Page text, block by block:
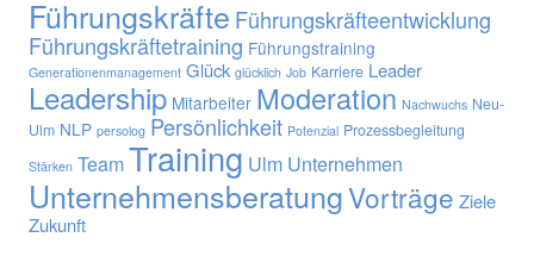
Führungskräfte Führungskräfteentwicklung
Führungskräftetraining Führungstraining
Generationenmanagement Glück glücklich Job Karriere Leader
Leadership Mitarbeiter Moderation Nachwuchs Neu-
Ulm NLP persolog Persönlichkeit Potenzial Prozessbegleitung
Stärken TeamTraining Ulm Unternehmen
UnternehmensberatungVorträge Ziele
Zukunft